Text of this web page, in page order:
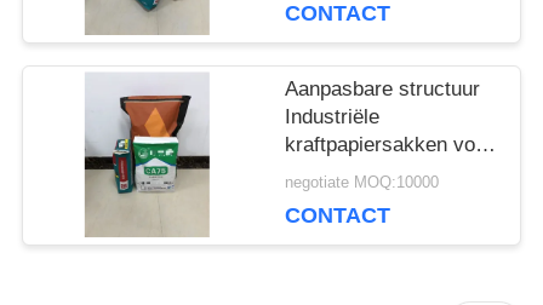
CONTACT
Aanpasbare structuur
Industriële
kraftpapiersakken voor
chemische
negotiate MOQ:10000
CONTACT